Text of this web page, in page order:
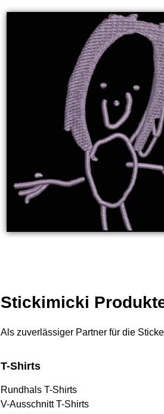
Stickimicki
Als zuverlässiger Partner für die
T-Shirts
Rundhals T-Shirts
V-Ausschnitt T-Shirts